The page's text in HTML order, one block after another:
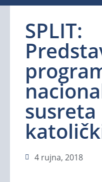
SPLIT:
4 rujna, 2018